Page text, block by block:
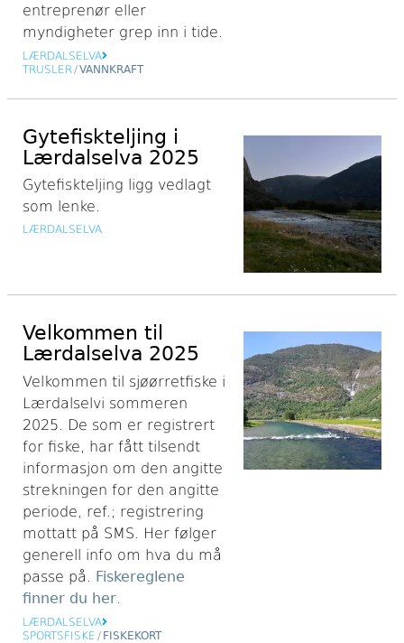
entreprenør eller
myndigheter grep inn i tide.
LÆRDALSELVA
TRUSLER /VANNKRAFT
Gytefiskteljing i
Lærdalselva 2025
Gytefiskteljing ligg vedlagt
som lenke.
LÆRDALSELVA
Velkommen til
Lærdalselva 2025
Velkommen til sjøørretfiske i
Lærdalselvi sommeren
2025. De som er registrert
for fiske, har fått tilsendt
informasjon om den angitte
strekningen for den angitte
periode, ref.; registrering
mottatt på SMS. Her følger
generell info om hva du må
passe på. Fiskereglene
finner du her.
LÆRDALSELVA
SPORTSFISKE / FISKEKORT